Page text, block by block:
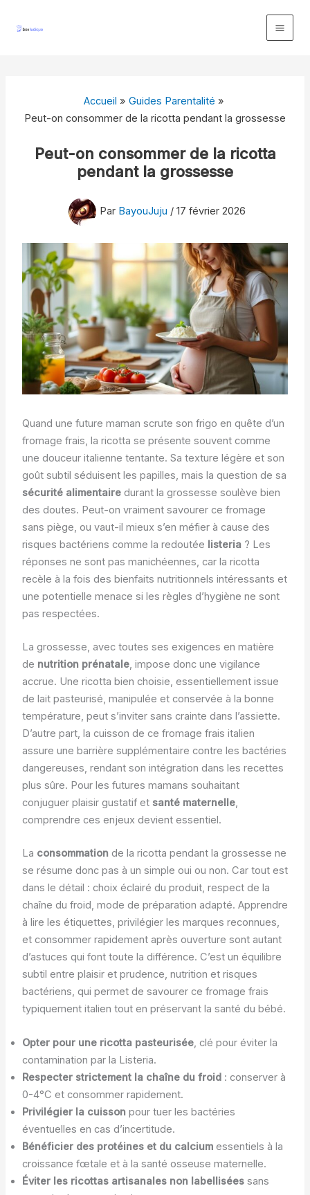
Accueil
Guides Parentalité
Peut-on consommer de la ricotta pendant la grossesse
Peut-on consommer de la ricotta
pendant la grossesse
Par BayouJuju / 17 février 2026
Quand une future maman scrute son frigo en quête d’un
fromage frais, la ricotta se présente souvent comme
une douceur italienne tentante. Sa texture légère et son
goût subtil séduisent les papilles, mais la question de sa
sécurité alimentairedurant la grossesse soulève bien
des doutes. Peut-on vraiment savourer ce fromage
sans piège, ou vaut-il mieux s’en méfier à cause des
risques bactériens comme la redoutée listeria? Les
réponses ne sont pas manichéennes, car la ricotta
recèle à la fois des bienfaits nutritionnels intéressants et
une potentielle menace si les règles d’hygiène ne sont
pas respectées.
La grossesse, avec toutes ses exigences en matière
de nutrition prénatale, impose donc une vigilance
accrue. Une ricotta bien choisie, essentiellement issue
de lait pasteurisé, manipulée et conservée à la bonne
température, peut s’inviter sans crainte dans l’assiette.
D’autre part, la cuisson de ce fromage frais italien
assure une barrière supplémentaire contre les bactéries
dangereuses, rendant son intégration dans les recettes
plus sûre. Pour les futures mamans souhaitant
conjuguer plaisir gustatif et santé maternelle,
comprendre ces enjeux devient essentiel.
La consommationde la ricotta pendant la grossesse ne
se résume donc pas à un simple oui ou non. Car tout est
dans le détail : choix éclairé du produit, respect de la
chaîne du froid, mode de préparation adapté. Apprendre
à lire les étiquettes, privilégier les marques reconnues,
et consommer rapidement après ouverture sont autant
d’astuces qui font toute la différence. C’est un équilibre
subtil entre plaisir et prudence, nutrition et risques
bactériens, qui permet de savourer ce fromage frais
typiquement italien tout en préservant la santé du bébé.
Opter pour une ricotta pasteurisée, clé pour éviter la
contamination par la Listeria.
Respecter strictement la chaîne du froid: conserver à
0-4°C et consommer rapidement.
Privilégier la cuissonpour tuer les bactéries
éventuelles en cas d’incertitude.
Bénéficier des protéines et du calciumessentiels à la
croissance fœtale et à la santé osseuse maternelle.
Éviter les ricottas artisanales non labelliséessans